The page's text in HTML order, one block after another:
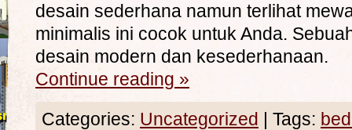
desain sederhana namun terlihat
minimalis ini cocok untuk Anda.
desain modern dan
Continue reading »
Categories: Uncategorized | Tags: